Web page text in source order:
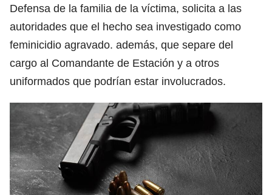
Defensa de la familia de la víctima, solicita a las
autoridades que el hecho sea investigado como
feminicidio agravado. además, que separe del
cargo al Comandante de Estación y a otros
uniformados que podrían estar involucrados.